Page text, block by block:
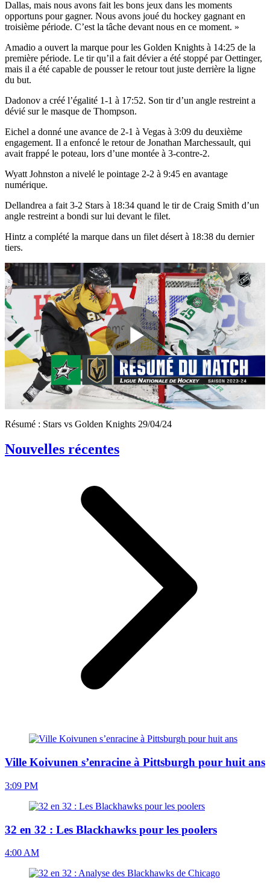
Dallas, mais nous avons fait les bons jeux dans les moments
opportuns pour gagner. Nous avons joué du hockey gagnant en
troisième période. C’est la tâche devant nous en ce moment. »
Amadio a ouvert la marque pour les Golden Knights à 14:25 de la
première période. Le tir qu’il a fait dévier a été stoppé par Oettinger,
mais il a été capable de pousser le retour tout juste derrière la ligne
du but.
Dadonov a créé l’égalité 1-1 à 17:52. Son tir d’un angle restreint a
dévié sur le masque de Thompson.
Eichel a donné une avance de 2-1 à Vegas à 3:09 du deuxième
engagement. Il a enfoncé le retour de Jonathan Marchessault, qui
avait frappé le poteau, lors d’une montée à 3-contre-2.
Wyatt Johnston a nivelé le pointage 2-2 à 9:45 en avantage
numérique.
Dellandrea a fait 3-2 Stars à 18:34 quand le tir de Craig Smith d’un
angle restreint a bondi sur lui devant le filet.
Hintz a complété la marque dans un filet désert à 18:38 du dernier
tiers.
Play
Video
Résumé : Stars vs Golden Knights 29/04/24
Nouvelles récentes
Ville Koivunen s’enracine à Pittsburgh pour huit ans
3:09 PM
32 en 32 : Les Blackhawks pour les poolers
4:00 AM